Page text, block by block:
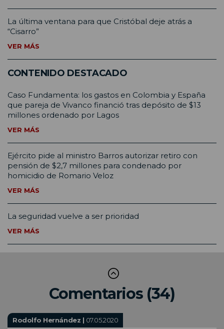
La última ventana para que Cristóbal deje atrás a
“Cisarro”
VER MÁS
CONTENIDO DESTACADO
Caso Fundamenta: los gastos en Colombia y España
que pareja de Vivanco financió tras depósito de $13
millones ordenado por Lagos
VER MÁS
Ejército pide al ministro Barros autorizar retiro con
pensión de $2,7 millones para condenado por
homicidio de Romario Veloz
VER MÁS
La seguridad vuelve a ser prioridad
VER MÁS
Comentarios (34)
Rodolfo Hernández | 07.05.2020